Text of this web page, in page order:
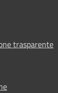
trasparente